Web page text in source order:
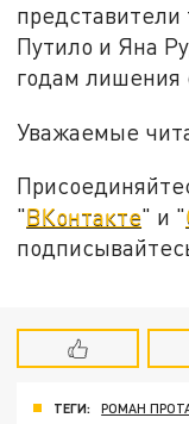
Путило и Яна
годам лишения
Уважаемые
"ВКонтакте" и "
ТЕГИ: РОМАН